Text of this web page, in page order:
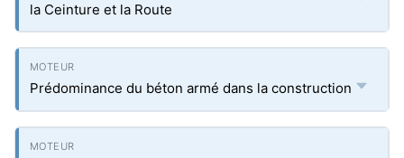
la Ceinture et la Route
Prédominance du béton armé dans la construction